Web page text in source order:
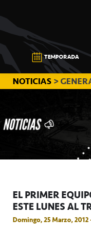
a
la
navegación
principal
al
contenido
principal
a
la
barra
lateral
principal
CB
CANARIAS
TEMPORADA
NOTICIAS >
EL PRIMER
ESTE LUNES AL
Domingo, 25 Marzo, 2012